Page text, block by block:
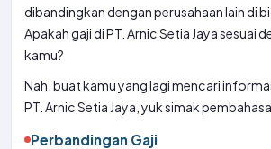
dibandingkan dengan perusahaan lain di
Apakah gaji di PT. Arnic Setia Jaya sesuai
kamu?
Nah, buat kamu yang lagi mencari
PT. Arnic Setia Jaya, yuk simak
Perbandingan Gaji